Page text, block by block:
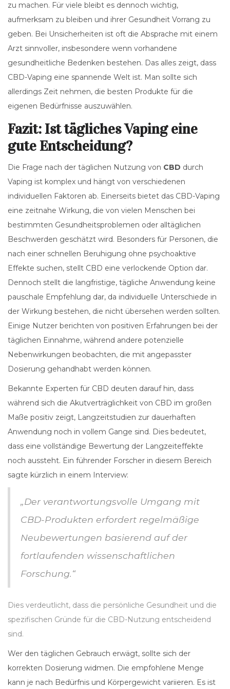
zu machen. Für viele bleibt es dennoch wichtig,
aufmerksam zu bleiben und ihrer Gesundheit Vorrang zu
geben. Bei Unsicherheiten ist oft die Absprache mit einem
Arzt sinnvoller, insbesondere wenn vorhandene
gesundheitliche Bedenken bestehen. Das alles zeigt, dass
CBD-Vaping eine spannende Welt ist. Man sollte sich
allerdings Zeit nehmen, die besten Produkte für die
eigenen Bedürfnisse auszuwählen.
Fazit: Ist tägliches Vaping eine
gute Entscheidung?
Die Frage nach der täglichen Nutzung von CBD durch
Vaping ist komplex und hängt von verschiedenen
individuellen Faktoren ab. Einerseits bietet das CBD-Vaping
eine zeitnahe Wirkung, die von vielen Menschen bei
bestimmten Gesundheitsproblemen oder alltäglichen
Beschwerden geschätzt wird. Besonders für Personen, die
nach einer schnellen Beruhigung ohne psychoaktive
Effekte suchen, stellt CBD eine verlockende Option dar.
Dennoch stellt die langfristige, tägliche Anwendung keine
pauschale Empfehlung dar, da individuelle Unterschiede in
der Wirkung bestehen, die nicht übersehen werden sollten.
Einige Nutzer berichten von positiven Erfahrungen bei der
täglichen Einnahme, während andere potenzielle
Nebenwirkungen beobachten, die mit angepasster
Dosierung gehandhabt werden können.
Bekannte Experten für CBD deuten darauf hin, dass
während sich die Akutverträglichkeit von CBD im großen
Maße positiv zeigt, Langzeitstudien zur dauerhaften
Anwendung noch in vollem Gange sind. Dies bedeutet,
dass eine vollständige Bewertung der Langzeiteffekte
noch aussteht. Ein führender Forscher in diesem Bereich
sagte kürzlich in einem Interview:
„Der verantwortungsvolle Umgang mit
CBD-Produkten erfordert regelmäßige
Neubewertungen basierend auf der
fortlaufenden wissenschaftlichen
Forschung.“
Dies verdeutlicht, dass die persönliche Gesundheit und die
spezifischen Gründe für die CBD-Nutzung entscheidend
sind.
Wer den täglichen Gebrauch erwägt, sollte sich der
korrekten Dosierung widmen. Die empfohlene Menge
kann je nach Bedürfnis und Körpergewicht variieren. Es ist